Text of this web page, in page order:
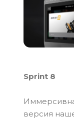
Sprint 8
версия